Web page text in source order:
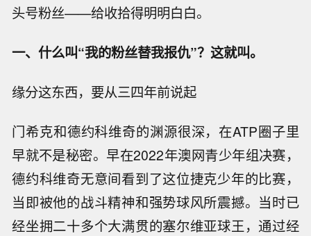
头号粉丝——给收拾得明明白白。
一、什么叫“我的粉丝替我报仇”？这就叫。
缘分这东西，要从三四年前说起
门希克和德约科维奇的渊源很深，在ATP圈子里
早就不是秘密。早在2022年澳网青少年组决赛，
德约科维奇无意间看到了这位捷克少年的比赛，
当即被他的战斗精神和强势球风所震撼。当时已
经坐拥二十多个大满贯的塞尔维亚球王，通过经